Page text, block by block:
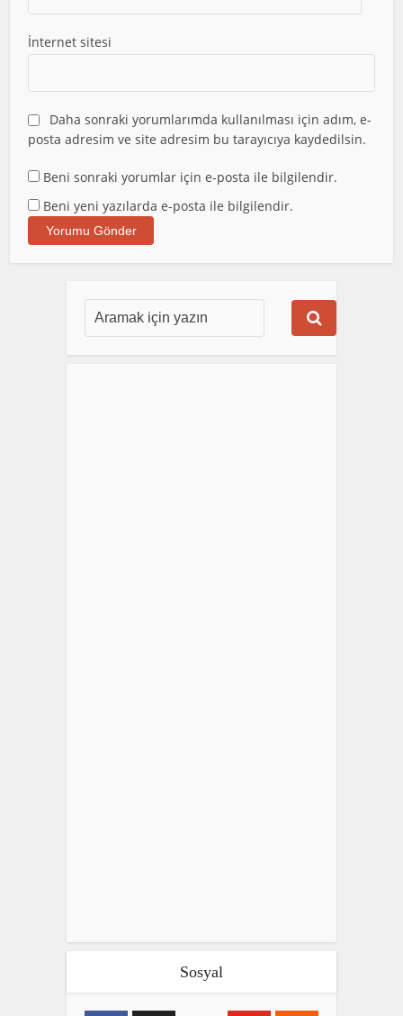
İnternet sitesi
Daha sonraki yorumlarımda kullanılması için adım, e-
posta adresim ve site adresim bu tarayıcıya kaydedilsin.
Beni sonraki yorumlar için e-posta ile bilgilendir.
Beni yeni yazılarda e-posta ile bilgilendir.
Sosyal